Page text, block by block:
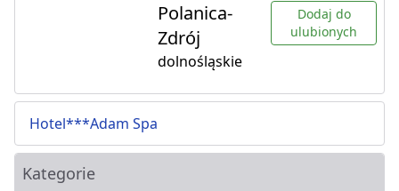
Polanica-
Zdrój
dolnośląskie
Dodaj do
ulubionych
Hotel***Adam Spa
Kategorie